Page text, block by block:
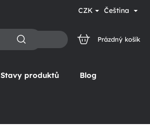
CZK Čeština
NÁKUPNÍ
Prázdný košík
Stavy produktů Blog